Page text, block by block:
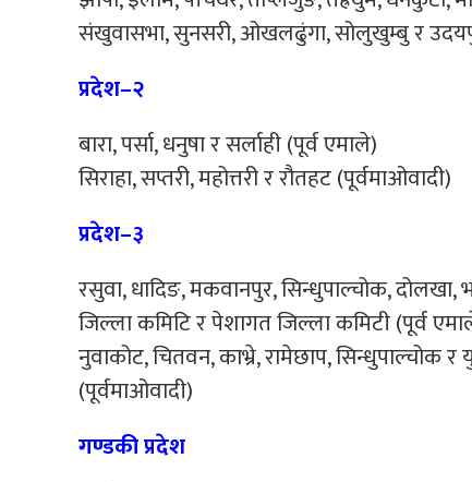
संखुवासभा, सुनसरी, ओखलढुंगा, सोलुखुम्बु र
प्रदेश–२
बारा, पर्सा, धनुषा र सर्लाही (पूर्व एमाले)
सिराहा, सप्तरी, महोत्तरी र रौतहट (पूर्वमाओवादी)
प्रदेश–३
रसुवा, धादिङ, मकवानपुर, सिन्धुपाल्चोक, दोलखा,
जिल्ला कमिटि र पेशागत जिल्ला कमिटी (पूर्व
नुवाकोट, चितवन, काभ्रे, रामेछाप, सिन्धुपाल्चोक र
(पूर्वमाओवादी)
गण्डकी प्रदेश